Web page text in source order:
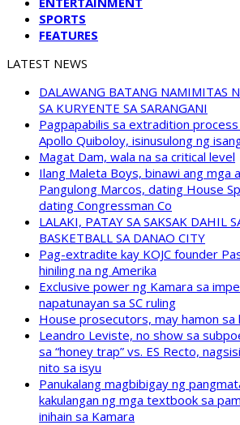
SPORTS
FEATURES
LATEST NEWS
DALAWANG BATANG NAMIMITAS
SA KURYENTE SA SARANGANI
Pagpapabilis sa extradition
Apollo Quiboloy, isinusulong ng
Magat Dam, wala na sa critical level
Ilang Maleta Boys, binawi ang mga
Pangulong Marcos, dating House
dating Congressman Co
LALAKI, PATAY SA SAKSAK DAHIL
BASKETBALL SA DANAO CITY
Pag-extradite kay KOJC founder
hiniling na ng Amerika
Exclusive power ng Kamara sa
napatunayan sa SC ruling
House prosecutors, may hamon sa
Leandro Leviste, no show sa
sa “honey trap” vs. ES Recto,
nito sa isyu
Panukalang magbibigay ng
kakulangan ng mga textbook sa
inihain sa Kamara